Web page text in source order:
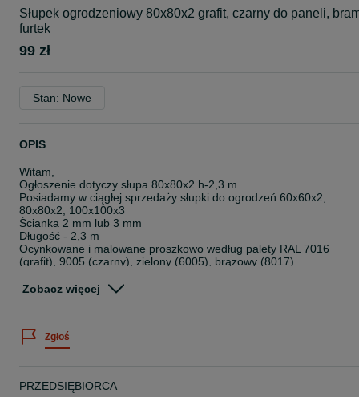
Słupek ogrodzeniowy 80x80x2 grafit, czarny do paneli,
furtek
99 zł
Stan: Nowe
OPIS
Witam,
Ogłoszenie dotyczy słupa 80x80x2 h-2,3 m.
Posiadamy w ciągłej sprzedaży słupki do ogrodzeń 60x60x2,
80x80x2, 100x100x3
Ścianka 2 mm lub 3 mm
Długość - 2,3 m
Ocynkowane i malowane proszkowo według palety RAL 7016
(grafit), 9005 (czarny), zielony (6005), brązowy (8017)
Zapraszamy do zapoznanie się z naszą ofertą na innych aukcjach
Met-Bud Ogrodzenia
Niechcice ul .Piotrkowska 9
"Powyższa oferta ma charakter informacyjny i nie stanowi oferty
Zobacz więcej
Zgłoś
PRZEDSIĘBIORCA